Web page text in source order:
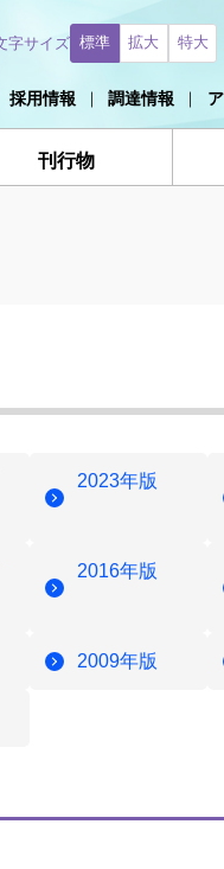
刊行物
字サイズ 標準 拡大 特大
採用情報 調達情報
2023年版
2016年版
2009年版